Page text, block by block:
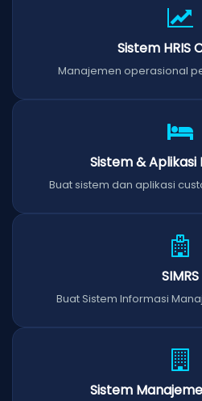
Sistem HRIS
Manajemen operasional
Sistem &
Buat sistem dan aplikasi
SIMRS
Buat Sistem Informasi
Sistem